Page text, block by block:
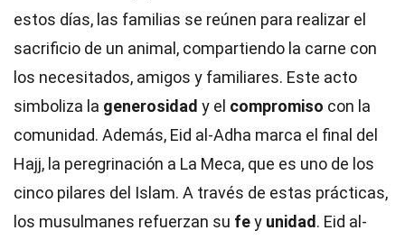
estos días, las familias se reúnen para realizar el
sacrificio de un animal, compartiendo la carne con
los necesitados, amigos y familiares. Este acto
simboliza la generosidad y el compromiso con la
comunidad. Además, Eid al-Adha marca el final del
Hajj, la peregrinación a La Meca, que es uno de los
cinco pilares del Islam. A través de estas prácticas,
los musulmanes refuerzan su fey unidad . Eid al-